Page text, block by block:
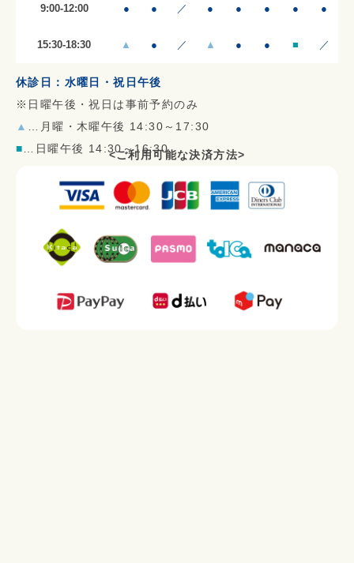
9:00-12:00 ● ● ／ ● ● ● ● ●
15:30-18:30 ▲ ● ／ ▲ ● ● ■ ／
休診日：水曜日・祝日午後
※日曜午後・祝日は事前予約のみ
▲
…月曜・木曜午後 14:30～17:30
■ …日曜午後 14:30～16:30<ご利用可能な決済方法>